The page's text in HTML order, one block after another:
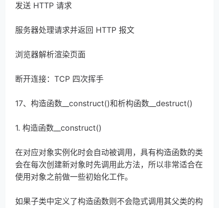
发送 HTTP 请求
服务器处理请求并返回 HTTP 报文
浏览器解析渲染页面
断开连接：TCP 四次挥手
17、构造函数__construct()和析构函数__destruct()
1. 构造函数__construct()
在对应对象实例化时会自动被调用，具有构造函数的类
会在每次创建新对象时先调用此方法，所以非常适合在
使用对象之前做一些初始化工作。
如果子类中定义了构造函数则不会隐式调用其父类的构